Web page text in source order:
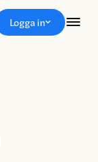
Logga in